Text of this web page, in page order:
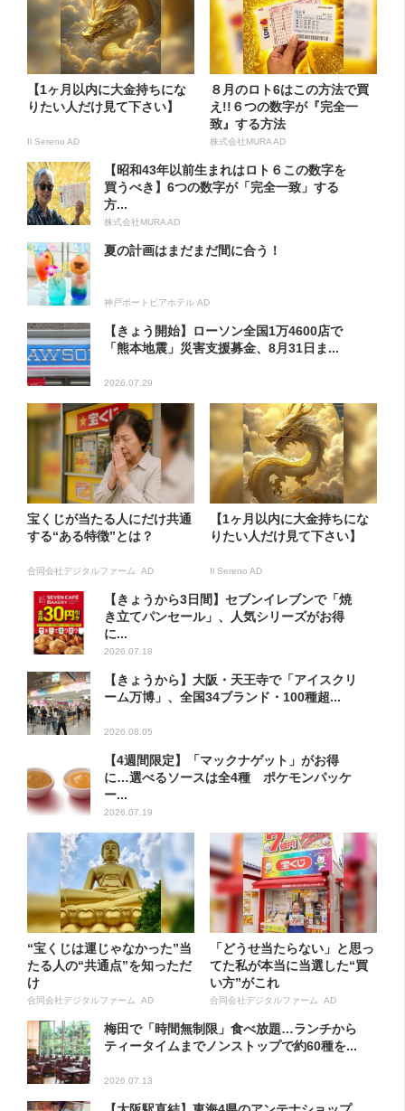
【1ヶ月以内に大金持ちにな
りたい人だけ見て下さい】
Il Sereno AD
８月のロト6はこの方法で買
え!!６つの数字が『完全一
致』する方法
株式会社MURA AD
【昭和43年以前生まれはロト６この数字を
買うべき】6つの数字が「完全一致」する
方...
株式会社MURA AD
夏の計画はまだまだ間に合う！
神戸ポートピアホテル AD
【きょう開始】ローソン全国1万4600店で
「熊本地震」災害支援募金、8月31日ま...
2026.07.29
宝くじが当たる人にだけ共通
する“ある特徴”とは？
合同会社デジタルファーム AD
【1ヶ月以内に大金持ちにな
りたい人だけ見て下さい】
Il Sereno AD
【きょうから3日間】セブンイレブンで「焼
き立てパンセール」、人気シリーズがお得
に...
2026.07.18
【きょうから】大阪・天王寺で「アイスクリ
ーム万博」、全国34ブランド・100種超...
2026.08.05
【4週間限定】「マックナゲット」がお得
に…選べるソースは全4種 ポケモンパッケ
ー...
2026.07.19
“宝くじは運じゃなかった”当
たる人の“共通点”を知っただ
け
合同会社デジタルファーム AD
「どうせ当たらない」と思っ
てた私が本当に当選した“買
い方”がこれ
合同会社デジタルファーム AD
梅田で「時間無制限」食べ放題…ランチから
ティータイムまでノンストップで約60種を...
2026.07.13